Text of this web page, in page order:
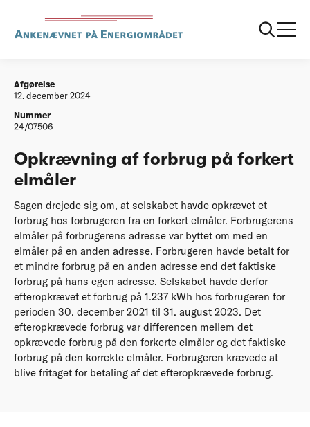
Afgørelser
20241212 Opkrævning af forbrug på forkert
elmåler
Afgørelse
12. december 2024
Nummer
24/07506
Opkrævning af forbrug på forkert
elmåler
Sagen drejede sig om, at selskabet havde opkrævet et
forbrug hos forbrugeren fra en forkert elmåler. Forbrugerens
elmåler på forbrugerens adresse var byttet om med en
elmåler på en anden adresse. Forbrugeren havde betalt for
et mindre forbrug på en anden adresse end det faktiske
forbrug på hans egen adresse. Selskabet havde derfor
efteropkrævet et forbrug på 1.237 kWh hos forbrugeren for
perioden 30. december 2021 til 31. august 2023. Det
efteropkrævede forbrug var differencen mellem det
opkrævede forbrug på den forkerte elmåler og det faktiske
forbrug på den korrekte elmåler. Forbrugeren krævede at
blive fritaget for betaling af det efteropkrævede forbrug.